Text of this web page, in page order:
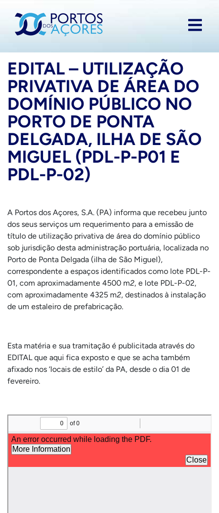
EDITAL – UTILIZAÇÃO
PRIVATIVA DE ÁREA DO
DOMÍNIO PÚBLICO NO
PORTO DE PONTA
DELGADA, ILHA DE SÃO
MIGUEL (PDL-P-P01 E
PDL-P-02)
A Portos dos Açores, S.A. (PA) informa que recebeu junto
dos seus serviços um requerimento para a emissão de
título de utilização privativa de área do domínio público
sob jurisdição desta administração portuária, localizada no
Porto de Ponta Delgada (ilha de São Miguel),
correspondente a espaços identificados como lote PDL-P-
01, com aproximadamente 4500 m2, e lote PDL-P-02,
com aproximadamente 4325 m2, destinados à instalação
de um estaleiro de prefabricação.
Esta matéria e sua tramitação é publicitada através do
EDITAL que aqui fica exposto e que se acha também
afixado nos ‘locais de estilo’ da PA, desde o dia 01 de
fevereiro.